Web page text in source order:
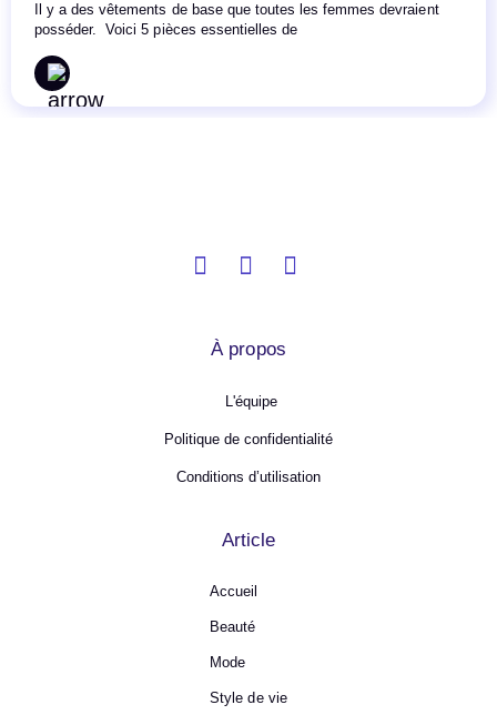
Il y a des vêtements de base que toutes les femmes devraient
posséder. Voici 5 pièces essentielles de
À propos
L'équipe
Politique de confidentialité
Conditions d’utilisation
Article
Accueil
Beauté
Mode
Style de vie